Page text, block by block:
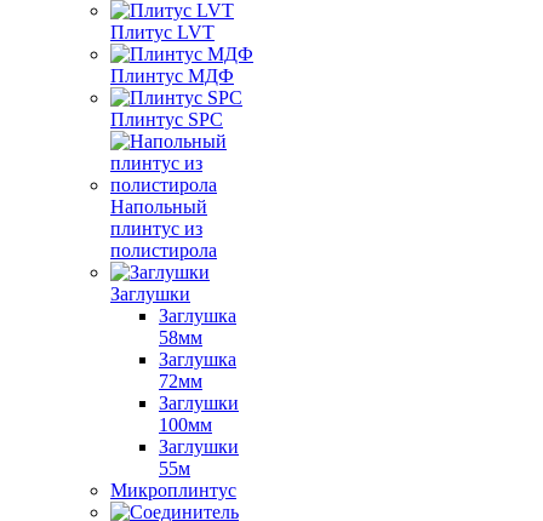
Плитус LVT
Плинтус МДФ
Плинтус SPC
Напольный
плинтус из
полистирола
Заглушки
Заглушка
58мм
Заглушка
72мм
Заглушки
100мм
Заглушки
55м
Микроплинтус